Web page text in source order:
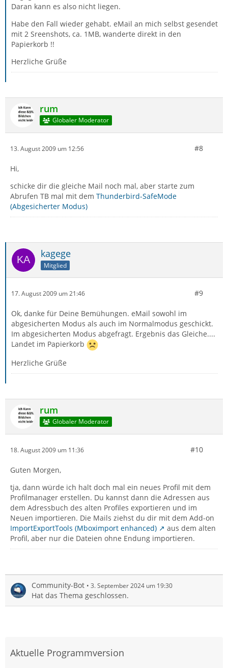
Daran kann es also nicht liegen.
Habe den Fall wieder gehabt. eMail an mich selbst gesendet
mit 2 Sreenshots, ca. 1MB, wanderte direkt in den
Papierkorb !!
Herzliche Grüße
rum
Globaler Moderator
13. August 2009 um 12:56 #8
Hi,
schicke dir die gleiche Mail noch mal, aber starte zum
Abrufen TB mal mit dem Thunderbird-SafeMode
(Abgesicherter Modus)
kagege
Mitglied
17. August 2009 um 21:46 #9
Ok, danke für Deine Bemühungen. eMail sowohl im
abgesicherten Modus als auch im Normalmodus geschickt.
Im abgesicherten Modus abgefragt. Ergebnis das Gleiche....
Landet im Papierkorb
Herzliche Grüße
rum
Globaler Moderator
18. August 2009 um 11:36 #10
Guten Morgen,
tja, dann würde ich halt doch mal ein neues Profil mit dem
Profilmanager erstellen. Du kannst dann die Adressen aus
dem Adressbuch des alten Profiles exportieren und im
Neuen importieren. Die Mails ziehst du dir mit dem Add-on
ImportExportTools (Mboximport enhanced)
aus dem alten
Profil, aber nur die Dateien ohne Endung importieren.
Community-Bot 3. September 2024 um 19:30
Hat das Thema geschlossen.
Aktuelle Programmversion